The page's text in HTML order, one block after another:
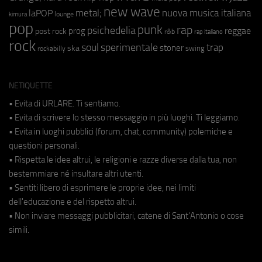
kimura laPOP lounge metal; new wave nuova musica italiana
pop post rock prog psichedeliapunk r&b rap rap italiano reggae
rock rockabilly ska soul sperimentale stoner swing trap
NETIQUETTE
• Evita di URLARE. Ti sentiamo.
• Evita di scrivere lo stesso messaggio in più luoghi. Ti leggiamo.
• Evita in luoghi pubblici (forum, chat, community) polemiche e
questioni personali.
• Rispetta le idee altrui, le religioni e razze diverse dalla tua, non
bestemmiare né insultare altri utenti.
• Sentiti libero di esprimere le proprie idee, nei limiti
dell'educazione e del rispetto altrui.
• Non inviare messaggi pubblicitari, catene di Sant'Antonio o cose
simili.